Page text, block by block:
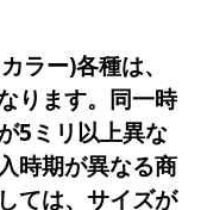
ラー)各種は、
ります。同一時
5ミリ以上異な
時期が異なる商
ては、サイズが